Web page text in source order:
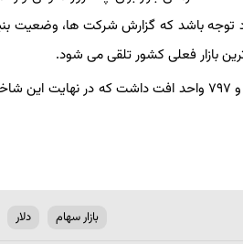
باشد که گزارش شرکت ها، وضعیت
بازار فعلی کشور تلقی می شود.
به گزارش ایرنا، شاخص کل در بازار بورس روز گذشته (شنبه، ۲۳ مرداد ماه) سه هزار و
بازار سهام دلار